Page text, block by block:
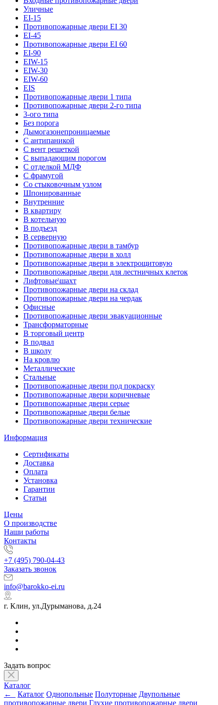
Уличные
EI-15
Противопожарные двери EI 30
EI-45
Противопожарные двери EI 60
EI-90
EIW-15
EIW-30
EIW-60
EIS
Противопожарные двери 1 типа
Противопожарные двери 2-го типа
3-ого типа
Без порога
Дымогазонепроницаемые
С антипаникой
С вент решеткой
С выпадающим порогом
С отделкой МДФ
С фрамугой
Со стыковочным узлом
Шпонированные
Внутренние
В квартиру
В котельную
В подъезд
В серверную
Противопожарные двери в тамбур
Противопожарные двери в холл
Противопожарные двери в электрощитовую
Противопожарные двери для лестничных клеток
Лифтовые\шахт
Противопожарные двери на склад
Противопожарные двери на чердак
Офисные
Противопожарные двери эвакуационные
Трансформаторные
В торговый центр
В подвал
В школу
На кровлю
Металлические
Стальные
Противопожарные двери под покраску
Противопожарные двери коричневые
Противопожарные двери серые
Противопожарные двери белые
Противопожарные двери технические
Информация
Сертификаты
Доставка
Оплата
Установка
Гарантии
Статьи
Цены
О производстве
Наши работы
Контакты
+7 (495) 790-04-43
Заказать звонок
info@barokko-ei.ru
г. Клин, ул.Дурыманова, д.24
Задать вопрос
Каталог
←
Каталог Однопольные Полуторные Двупольные
противопожарные двери Глухие противопожарные двери